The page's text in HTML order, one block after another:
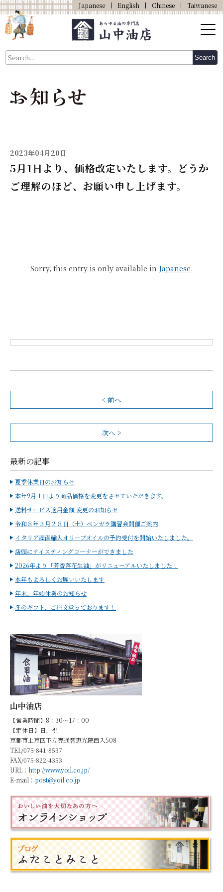
Japanese English Chinese Taiwanese
Search
About Us
Products
2023年04月20日
5月1日より、価格改定いたします。どうか
ご理解のほど、お願い申し上げます。
Sorry, this entry is only available in Japanese.
< 前へ
次へ >
最新の記事
夏季休業日のお知らせ
本年9月１日より商品価格を変更をさせていただきます。
送料サービス適用金額 変更のお知らせ
令和８年３月２８日（土）ベンガラ講習会開催ご案内
イタリア産直輸入オリーブオイルの予約受付を開始いたしました。
店頭にテイスティングコーナーができました
2026年より「芳香落花生油」がリニューアルいたしました！
本年もよろしくお願いいたします
年末、年始休業のお知らせ
冬のギフト、ご注文承っております！
山中油店
【営業時間】8：30～17：00
【定休日】日、祝
京都市上京区下立売通智恵光院西入508
TEL/075-841-8537
FAX/075-822-4353
URL： http://www.yoil.co.jp/
E-mail： post@yoil.co.jp